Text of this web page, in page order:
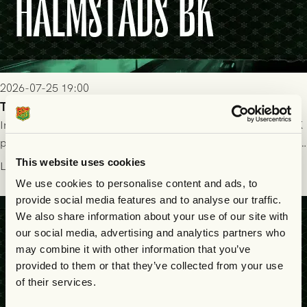
This website uses cookies
We use cookies to personalise content and ads, to
provide social media features and to analyse our traffic.
We also share information about your use of our site with
our social media, advertising and analytics partners who
may combine it with other information that you’ve
provided to them or that they’ve collected from your use
of their services.
2026-07-25 19:00
Truppen till GAIS - Halmstads BK 26/7
Imorgon söndag spelar GAIS herrar hemma mot Halmstads BK
på Gamla Ullevi med avspark kl 16.30! Fredrik Holmberg och
ledarstaben har tagit ut följande trupp till matchen:
Läs mer